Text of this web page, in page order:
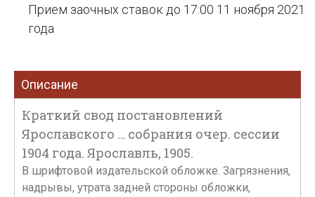
Прием заочных ставок до 17:00 11 ноября 2021
года
Описание
Краткий свод постановлений
Ярославского … собрания очер. сессии
1904 года. Ярославль, 1905.
В шрифтовой издательской обложке. Загрязнения,
надрывы, утрата задней стороны обложки,